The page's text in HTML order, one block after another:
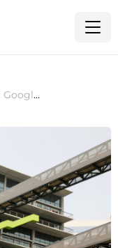
TikTok знову доступний в App Store і Google Play у США